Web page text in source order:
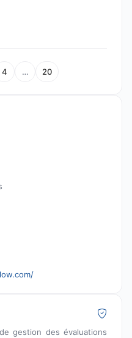
4 … 20
gestion des évaluations